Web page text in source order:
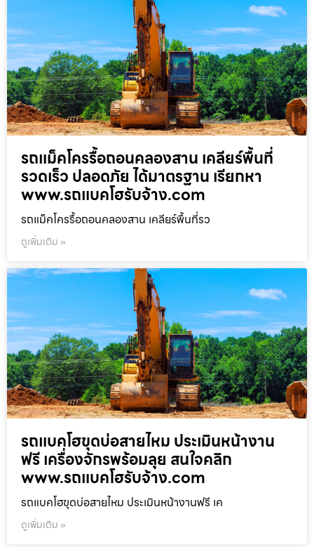
รถแม็คโครรื้อถอนคลองสาน เคลียร์พื้นที่
รวดเร็ว ปลอดภัย ได้มาตรฐาน เรียกหา
www.รถแบคโฮรับจ้าง.com
รถแม็คโครรื้อถอนคลองสาน เคลียร์พื้นที่รว
ดูเพิ่มเติม »
รถแบคโฮขุดบ่อสายไหม ประเมินหน้างาน
ฟรี เครื่องจักรพร้อมลุย สนใจคลิก
www.รถแบคโฮรับจ้าง.com
รถแบคโฮขุดบ่อสายไหม ประเมินหน้างานฟรี เค
ดูเพิ่มเติม »